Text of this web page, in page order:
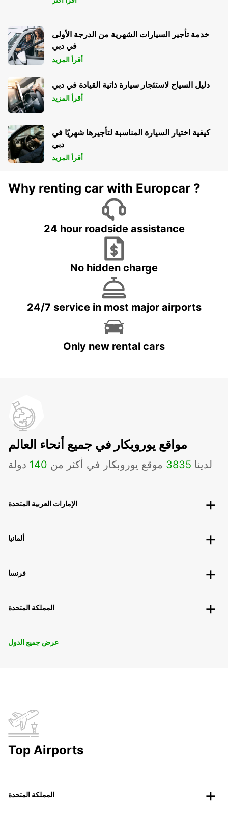
خدمة تأجير السيارات الشهرية من الدرجة الأولى
في دبي
أقرأ المزيد
دليل السياح لاستئجار سيارة ذاتية القيادة في دبي
أقرأ المزيد
كيفية اختيار السيارة المناسبة لتأجيرها شهريًا في
دبي
أقرأ المزيد
Why renting car with Europcar ?
24 hour roadside assistance
No hidden charge
24/7 service in most major airports
Only new rental cars
مواقع يوروبكار في جميع أنحاء العالم
لدينا 3835 موقع يوروبكار في أكثر من 140 دولة
الإمارات العربية المتحدة
ألمانيا
فرنسا
المملكة المتحدة
عرض جميع الدول
Top Airports
المملكة المتحدة